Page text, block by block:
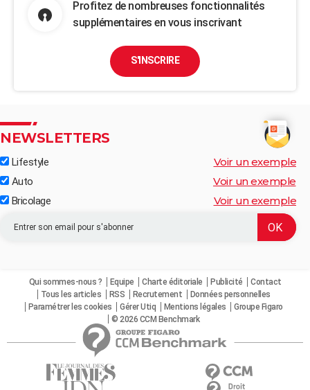
Profitez de nombreuses fonctionnalités
supplémentaires en vous inscrivant
S'INSCRIRE
NEWSLETTERS
Lifestyle Voir un exemple
Auto Voir un exemple
Bricolage Voir un exemple
Qui sommes-nous ? Equipe Charte éditoriale Publicité
Contact
Tous les articles
RSS Recrutement
Données personnelles
Paramétrer les cookies
Gérer Utiq Mentions légales
Groupe Figaro
© 2026 CCM Benchmark